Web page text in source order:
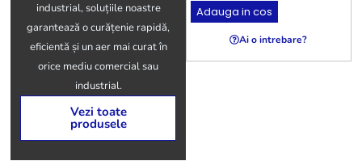
industrial, soluțiile noastre
garantează o curățenie rapidă,
eficientă și un aer mai curat în
orice mediu comercial sau
industrial.
Vezi toate
produsele
Adauga in cos
Ai o intrebare?